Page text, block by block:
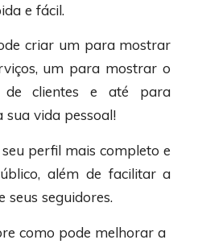
e fácil.
criar um para mostrar
um para mostrar o
de clientes e até para
vida pessoal!
perfil mais completo e
além de facilitar a
seus seguidores.
como pode melhorar a